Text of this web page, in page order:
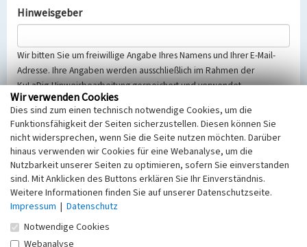
Hinweisgeber
Wir bitten Sie um freiwillige Angabe Ihres Namens und Ihrer E-Mail-
Adresse. Ihre Angaben werden ausschließlich im Rahmen der
KuLaDig-Hinweisbearbeitung gespeichert und verwendet.
Selbstverständlich werden diese entsprechend der Vorschriften des
Telemediengesetzes, des Datenschutzgesetzes NRW und der seit
dem 25.05.2018 gültigen Europäischen Datenschutzgrundverordnung
(EU-DSGVO) vertraulich behandelt, beachten Sie bitte unsere
Hinweise zumDatenschutz
Nachricht
Wir verwenden Cookies
Dies sind zum einen technisch notwendige Cookies, um die
Funktionsfähigkeit der Seiten sicherzustellen. Diesen können Sie
nicht widersprechen, wenn Sie die Seite nutzen möchten. Darüber
hinaus verwenden wir Cookies für eine Webanalyse, um die
Nutzbarkeit unserer Seiten zu optimieren, sofern Sie einverstanden
sind. Mit Anklicken des Buttons erklären Sie Ihr Einverständnis.
Weitere Informationen finden Sie auf unserer Datenschutzseite.
Impressum | Datenschutz
Notwendige Cookies
Webanalyse